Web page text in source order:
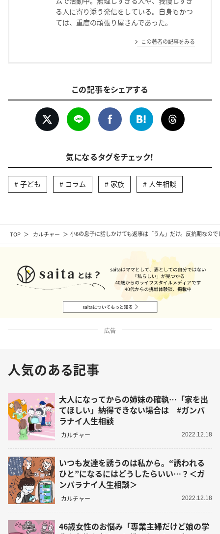
TOP カルチャー 小6の息子に話しかけても返事は「うん」だけ。反抗期なの
る人に寄り添う発信をしている。自身もかつ
ては、重度の頑張り屋さんであった。
この著者の記事をみる
この記事をシェアする
気になるタグをチェック！
子ども コラム 家族 人生相談
広告
人気のある記事
大人になってからの姉妹の確執…「家を出
てほしい」納得できない場合は #ガンバ
ラナイ人生相談
カルチャー 2022.12.18
いつも友達を誘うのは私から。“誘われる
ひと”になるにはどうしたらいい…？＜ガ
ンバラナイ人生相談＞
カルチャー 2022.12.18
46歳女性のお悩み「専業主婦だけど娘の学